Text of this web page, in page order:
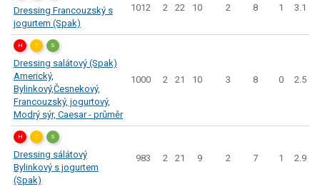
Dressing Francouzský s
jogurtem (Spak)
1012 2 22 10 2 8 1 3.1
H T S
Dressing salátový (Spak)
Americký,
Bylinkový,Česnekový,
Francouzský, jogurtový,
Modrý sýr, Caesar - průměr
1000 2 21 10 3 8 0 2.5
H T S
Dressing sálátový
Bylinkový s jogurtem
(Spak)
983 2 21 9 2 7 1 2.9